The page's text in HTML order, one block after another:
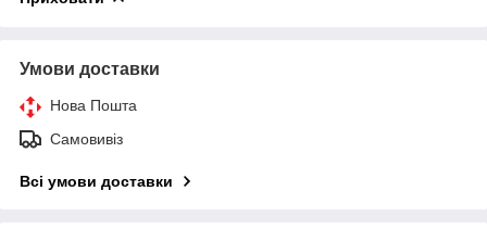
Умови доставки
Нова Пошта
Самовивіз
Всі умови доставки